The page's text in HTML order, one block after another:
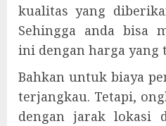
kualitas yang
Sehingga anda bisa
ini dengan harga yang
Bahkan untuk biaya
terjangkau. Tetapi,
dengan jarak lokasi